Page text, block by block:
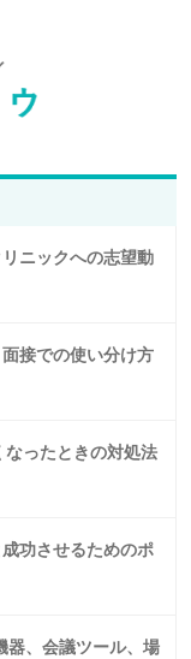
ニックへの志望動
接での使い分け方
ったときの対処法
功させるためのポ
器、会議ツール、場